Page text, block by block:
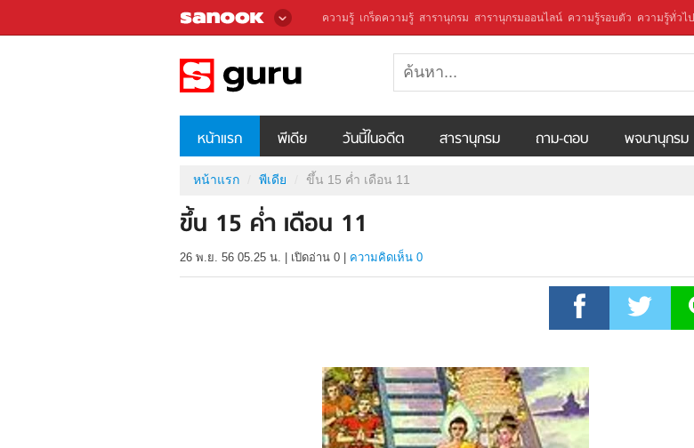
ความรู้ เกร็ดความรู้ สารานุกรม สารานุกรมออนไลน์ ความรู้รอบตัว ความรู้ทั่วไป
หน้าแรก พีเดีย วันนี้ในอดีต สารานุกรม ถาม-ตอบ พจนานุกรม
หน้าแรก พีเดีย ขึ้น 15 ค่ำ เดือน 11
ขึ้น 15 ค่ำ เดือน 11
26 พ.ย. 56 05.25 น. เปิดอ่าน 0 ความคิดเห็น 0